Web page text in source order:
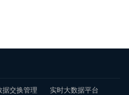
据交换管理
实时大数据平台